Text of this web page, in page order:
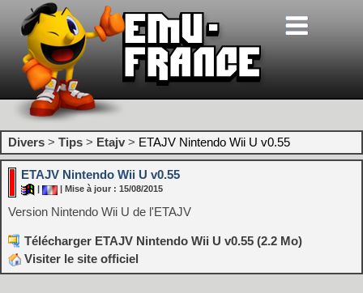
Divers > Tips > Etajv > ETAJV Nintendo Wii U v0.55
ETAJV Nintendo Wii U v0.55
| Mise à jour : 15/08/2015
Version Nintendo Wii U de l'ETAJV
Télécharger ETAJV Nintendo Wii U v0.55 (2.2 Mo)
Visiter le site officiel